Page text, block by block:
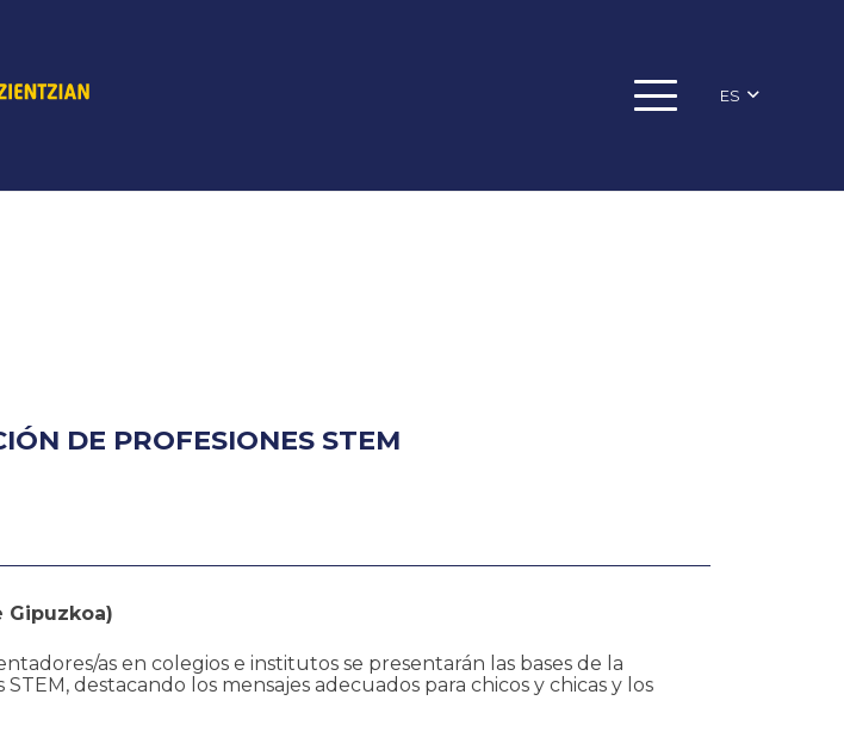
ES
DE PROFESIONES STEM
Gipuzkoa)
as en colegios e institutos se presentarán las bases de la
destacando los mensajes adecuados para chicos y chicas y los